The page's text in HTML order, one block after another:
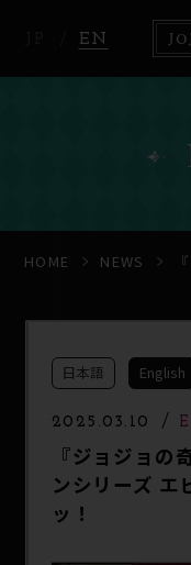
EN
HOME
COMICS
HOME NEWS
日本語 English
2025.03.10
『ジョジョの
ンシリーズ エ
ッ！